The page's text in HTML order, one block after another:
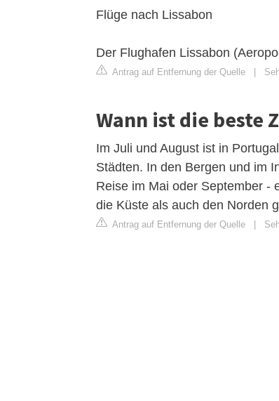
Flüge nach Lissabon
Der Flughafen Lissabon
Antrag auf Entfernung der Quelle
Wann ist die beste
Im Juli und August ist in
Städten. In den Bergen und im
Reise im Mai oder September -
die Küste als auch den Norden
Antrag auf Entfernung der Quelle